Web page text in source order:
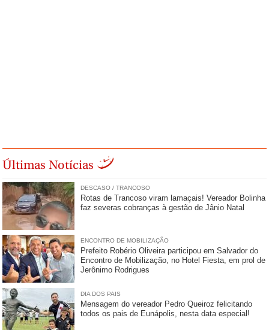
Últimas Notícias
DESCASO / TRANCOSO
Rotas de Trancoso viram lamaçais! Vereador Bolinha
faz severas cobranças à gestão de Jânio Natal
ENCONTRO DE MOBILIZAÇÃO
Prefeito Robério Oliveira participou em Salvador do
Encontro de Mobilização, no Hotel Fiesta, em prol de
Jerônimo Rodrigues
DIA DOS PAIS
Mensagem do vereador Pedro Queiroz felicitando
todos os pais de Eunápolis, nesta data especial!